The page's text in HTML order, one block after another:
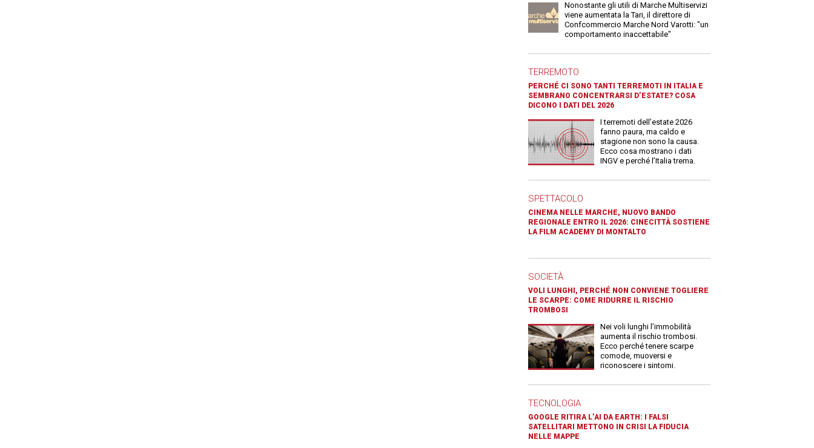
Nonostante gli utili di Marche Multiservizi
viene aumentata la Tari, il direttore di
Confcommercio Marche Nord Varotti: "un
comportamento inaccettabile"
TERREMOTO
PERCHÉ CI SONO TANTI TERREMOTI IN ITALIA E
SEMBRANO CONCENTRARSI D’ESTATE? COSA
DICONO I DATI DEL 2026
I terremoti dell’estate 2026
fanno paura, ma caldo e
stagione non sono la causa.
Ecco cosa mostrano i dati
INGV e perché l’Italia trema.
SPETTACOLO
CINEMA NELLE MARCHE, NUOVO BANDO
REGIONALE ENTRO IL 2026: CINECITTÀ SOSTIENE
LA FILM ACADEMY DI MONTALTO
SOCIETÀ
VOLI LUNGHI, PERCHÉ NON CONVIENE TOGLIERE
LE SCARPE: COME RIDURRE IL RISCHIO
TROMBOSI
Nei voli lunghi l’immobilità
aumenta il rischio trombosi.
Ecco perché tenere scarpe
comode, muoversi e
riconoscere i sintomi.
TECNOLOGIA
GOOGLE RITIRA L’AI DA EARTH: I FALSI
SATELLITARI METTONO IN CRISI LA FIDUCIA
NELLE MAPPE